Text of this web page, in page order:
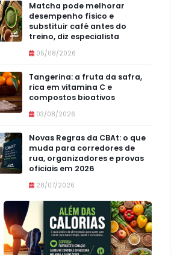
Matcha pode melhorar
desempenho físico e
substituir café antes do
treino, diz especialista
05/08/2026
Tangerina: a fruta da safra,
rica em vitamina C e
compostos bioativos
03/08/2026
Novas Regras da CBAt: o que
muda para corredores de
rua, organizadores e provas
oficiais em 2026
28/07/2026